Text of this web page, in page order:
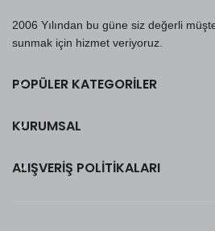
2006 Yılından bu güne siz değerli
sunmak için hizmet veriyoruz.
POPÜLER KATEGORILER
KURUMSAL
ALIŞVERIŞ POLITIKALARI